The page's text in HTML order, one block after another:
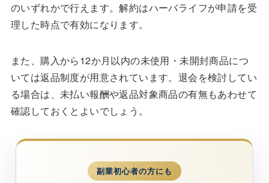
のいずれかで行えます。解約はハーバライフが申請を受
理した時点で有効になります。
また、購入から12か月以内の未使用・未開封商品につ
いては返品制度が用意されています。退会を検討してい
る場合は、未払い報酬や返品対象商品の有無もあわせて
確認しておくとよいでしょう。
副業初心者の方にも